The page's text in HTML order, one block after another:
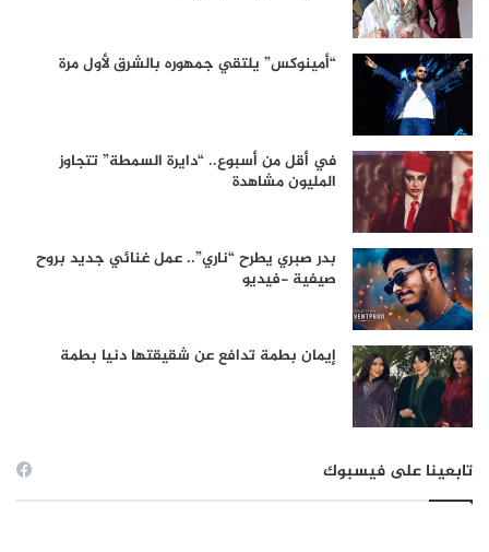
“أمينوكس” يلتقي جمهوره بالشرق لأول مرة
في أقل من أسبوع.. “دايرة السمطة” تتجاوز
المليون مشاهدة
بدر صبري يطرح “ناري”.. عمل غنائي جديد بروح
صيفية -فيديو
إيمان بطمة تدافع عن شقيقتها دنيا بطمة
تابعينا على فيسبوك